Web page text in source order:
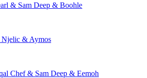
& Sam Deep & Boohle
Njelic & Aymos
Chef & Sam Deep & Eemoh